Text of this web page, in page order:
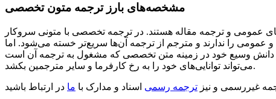
مشخصه‌های بارز ترجمه متون تخصصی
عمومی و ترجمه مقاله هستند. در ترجمه تخصصی با متونی سروکار
عمومی را ندارند و مترجم از ترجمه آن‌ها سریع‌تر خسته می‌شود. اما
دانش وسیع خود در زمینه متن تخصصی که مشغول به ترجمه آن است
می‌تواند توانایی‌های خود را به رخ کارفرما و سایر مترجمین بکشد.
غیررسمی و نیز ترجمه رسمی اسناد و مدارک با ما در ارتباط باشید